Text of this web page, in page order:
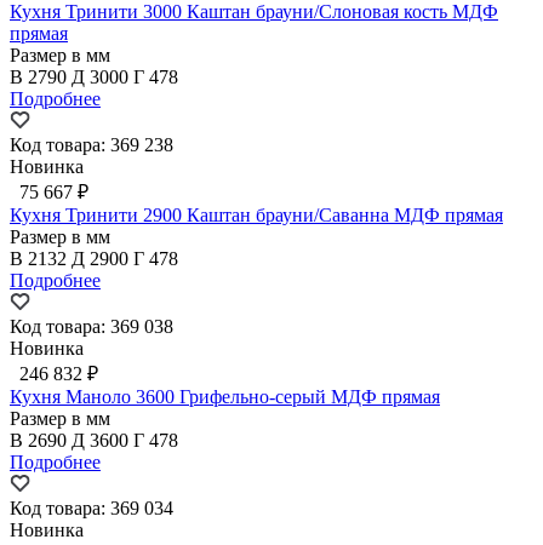
Кухня Тринити 3000 Каштан брауни/Слоновая кость МДФ
прямая
Размер в мм
В 2790 Д 3000 Г 478
Подробнее
Код товара: 369 238
Новинка
75 667 ₽
Кухня Тринити 2900 Каштан брауни/Саванна МДФ прямая
Размер в мм
В 2132 Д 2900 Г 478
Подробнее
Код товара: 369 038
Новинка
246 832 ₽
Кухня Маноло 3600 Грифельно-серый МДФ прямая
Размер в мм
В 2690 Д 3600 Г 478
Подробнее
Код товара: 369 034
Новинка